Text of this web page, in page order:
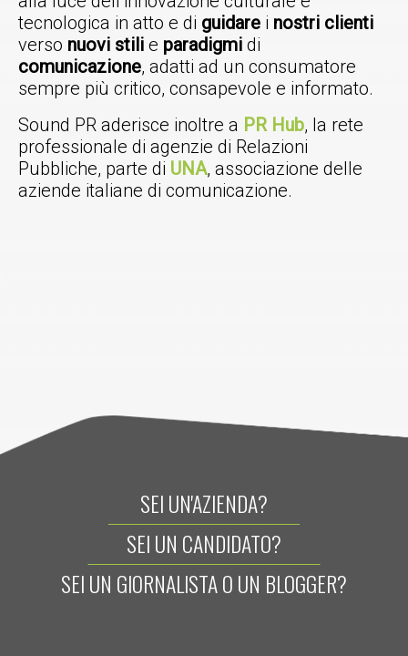
tecnologica in atto e di guidare i nostri clienti
verso nuovi stili e paradigmi di
comunicazione, adatti ad un consumatore
sempre più critico, consapevole e informato.
Sound PR aderisce inoltre a PR Hub, la rete
professionale di agenzie di Relazioni
Pubbliche, parte di UNA, associazione delle
aziende italiane di comunicazione.
SEI UN'AZIENDA?
SEI UN CANDIDATO?
SEI UN GIORNALISTA O UN BLOGGER?